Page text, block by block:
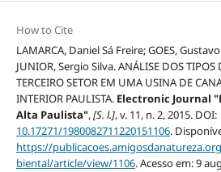
How to Cite
LAMARCA, Daniel Sá Freire; GOES,
JUNIOR, Sergio Silva. ANÁLISE DOS TIPOS
TERCEIRO SETOR EM UMA USINA DE
INTERIOR PAULISTA. Electronic Journal
Alta Paulista",[S. l.], v. 11, n. 2, 2015. DOI:
10.17271/1980082711220151106.
https://
biental/article/view/1106. Acesso em: 9